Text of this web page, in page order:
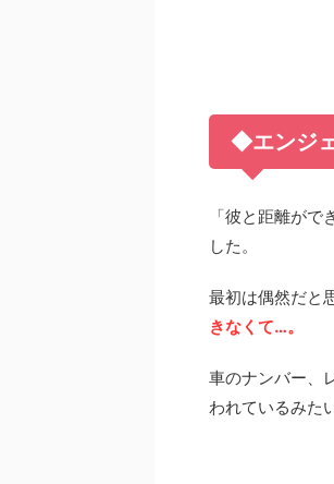
◆エンジ
「彼と距離が
した。
最初は偶然だと
きなくて…。
車のナンバー、
われているみた